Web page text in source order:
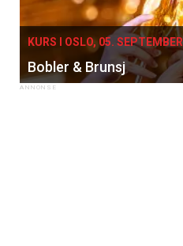
KURS I OSLO, 05. SEPTEMBER
Bobler & Brunsj